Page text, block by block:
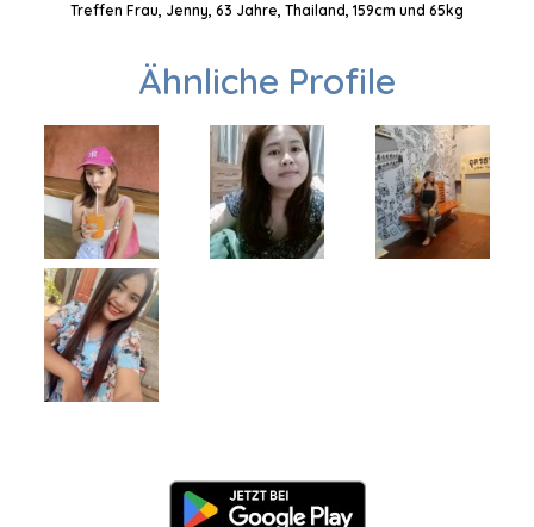
Treffen Frau, Jenny, 63 Jahre, Thailand, 159cm und 65kg
Ähnliche Profile